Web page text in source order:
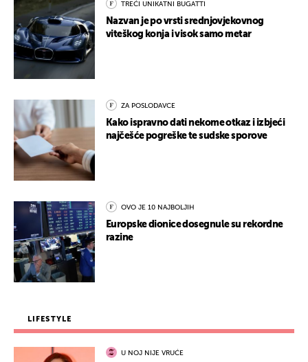
TREĆI UNIKATNI BUGATTI
Nazvan je po vrsti srednjovjekovnog
viteškog konja i visok samo metar
ZA POSLODAVCE
Kako ispravno dati nekome otkaz i izbjeći
najčešće pogreške te sudske sporove
OVO JE 10 NAJBOLJIH
Europske dionice dosegnule su rekordne
razine
LIFESTYLE
U NOJ NIJE VRUĆE